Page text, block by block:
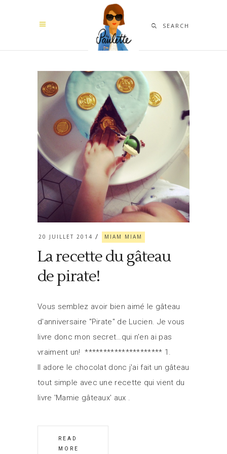
SEARCH
20 JUILLET 2014 MIAM MIAM
La recette du gâteau
de pirate!
Vous semblez avoir bien aimé le gâteau
d'anniversaire "Pirate" de Lucien. Je vous
livre donc mon secret…qui n'en ai pas
vraiment un! ********************* 1.
Il adore le chocolat donc j'ai fait un gâteau
tout simple avec une recette qui vient du
livre 'Mamie gâteaux' aux
READ
MORE